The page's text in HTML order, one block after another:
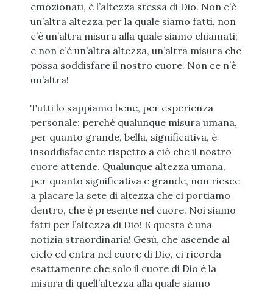
emozionati, è l’altezza stessa di Dio. Non c’è
un’altra altezza per la quale siamo fatti, non
c’è un’altra misura alla quale siamo chiamati;
e non c’è un’altra altezza, un’altra misura che
possa soddisfare il nostro cuore. Non ce n’è
un’altra!
Tutti lo sappiamo bene, per esperienza
personale: perché qualunque misura umana,
per quanto grande, bella, significativa, è
insoddisfacente rispetto a ciò che il nostro
cuore attende. Qualunque altezza umana,
per quanto significativa e grande, non riesce
a placare la sete di altezza che ci portiamo
dentro, che è presente nel cuore. Noi siamo
fatti per l’altezza di Dio! E questa è una
notizia straordinaria! Gesù, che ascende al
cielo ed entra nel cuore di Dio, ci ricorda
esattamente che solo il cuore di Dio è la
misura di quell’altezza alla quale siamo